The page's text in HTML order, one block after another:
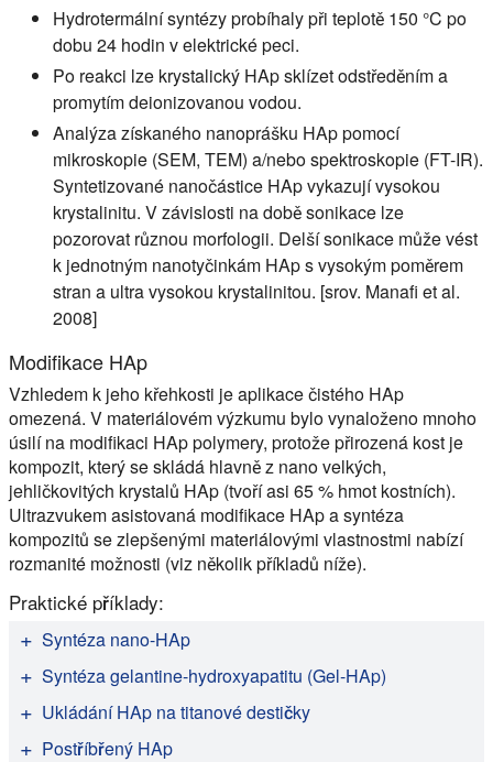
Hydrotermální syntézy probíhaly při teplotě 150 °C po
dobu 24 hodin v elektrické peci.
Po reakci lze krystalický HAp sklízet odstředěním a
promytím deionizovanou vodou.
Analýza získaného nanoprášku HAp pomocí
mikroskopie (SEM, TEM) a/nebo spektroskopie (FT-IR).
Syntetizované nanočástice HAp vykazují vysokou
krystalinitu. V závislosti na době sonikace lze
pozorovat různou morfologii. Delší sonikace může vést
k jednotným nanotyčinkám HAp s vysokým poměrem
stran a ultra vysokou krystalinitou. [srov. Manafi et al.
2008]
Modifikace HAp
Vzhledem k jeho křehkosti je aplikace čistého HAp
omezená. V materiálovém výzkumu bylo vynaloženo mnoho
úsilí na modifikaci HAp polymery, protože přirozená kost je
kompozit, který se skládá hlavně z nano velkých,
jehličkovitých krystalů HAp (tvoří asi 65 % hmot kostních).
Ultrazvukem asistovaná modifikace HAp a syntéza
kompozitů se zlepšenými materiálovými vlastnostmi nabízí
rozmanité možnosti (viz několik příkladů níže).
Praktické příklady:
Syntéza nano-HAp
Ve studii Poinern et al. (2009) HielscherUP50Hultrazvuk
nárůstem ultrazvukové energie se zmenšovala velikost částic
krystalitů HAp. Nanostrukturovaný hydroxyapatit (HAp) byl
Syntéza gelantine-hydroxyapatitu (Gel-HAp)
Brundavanam a jeho spolupracovníci úspěšně připravili
Ukládání HAp na titanové destičky
Ozhukil Kollatha et al. (2013) pokryli Ti desky
Postříbřený HAp